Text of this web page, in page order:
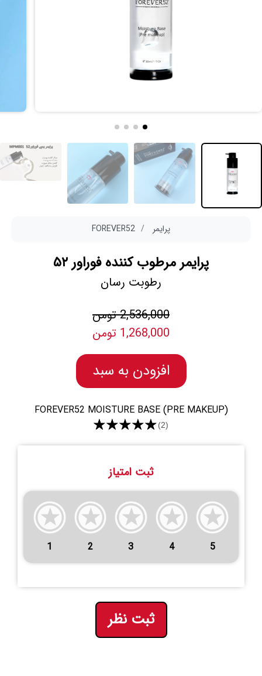
پرایمر FOREVER52
پرایمر مرطوب کننده فوراور ۵۲
رطوبت رسان
2,536,000 تومن
1,268,000 تومن
افزودن به سبد
FOREVER52 MOISTURE BASE (PRE MAKEUP)
★★★★★(2)
ثبت امتیاز
1 2 3 4 5
ثبت نظر